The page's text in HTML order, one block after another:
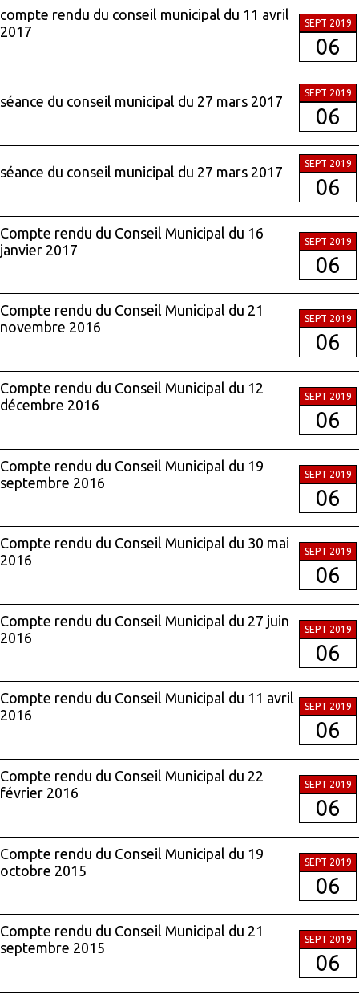
compte rendu du conseil municipal du 11 avril
2017
SEPT 2019
06
séance du conseil municipal du 27 mars 2017
SEPT 2019
06
séance du conseil municipal du 27 mars 2017
SEPT 2019
06
Compte rendu du Conseil Municipal du 16
janvier 2017
SEPT 2019
06
Compte rendu du Conseil Municipal du 21
novembre 2016
SEPT 2019
06
Compte rendu du Conseil Municipal du 12
décembre 2016
SEPT 2019
06
Compte rendu du Conseil Municipal du 19
septembre 2016
SEPT 2019
06
Compte rendu du Conseil Municipal du 30 mai
2016
SEPT 2019
06
Compte rendu du Conseil Municipal du 27 juin
2016
SEPT 2019
06
Compte rendu du Conseil Municipal du 11 avril
2016
SEPT 2019
06
Compte rendu du Conseil Municipal du 22
février 2016
SEPT 2019
06
Compte rendu du Conseil Municipal du 19
octobre 2015
SEPT 2019
06
Compte rendu du Conseil Municipal du 21
septembre 2015
SEPT 2019
06